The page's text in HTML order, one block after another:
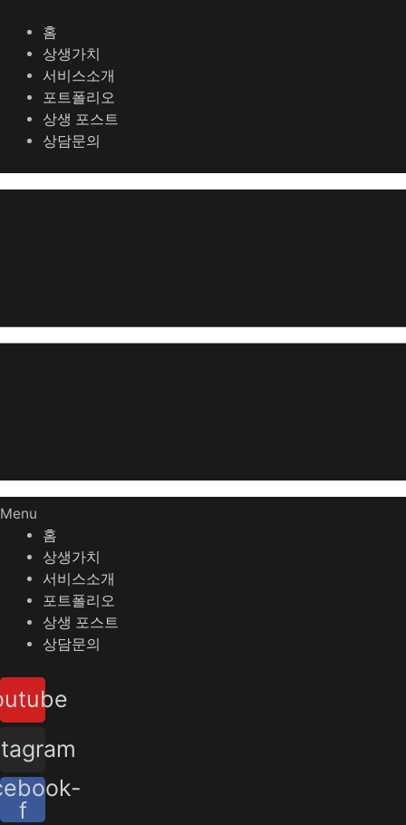
홈
상생가치
서비스소개
포트폴리오
상생 포스트
상담문의
Menu
홈
상생가치
서비스소개
포트폴리오
상생 포스트
상담문의
f